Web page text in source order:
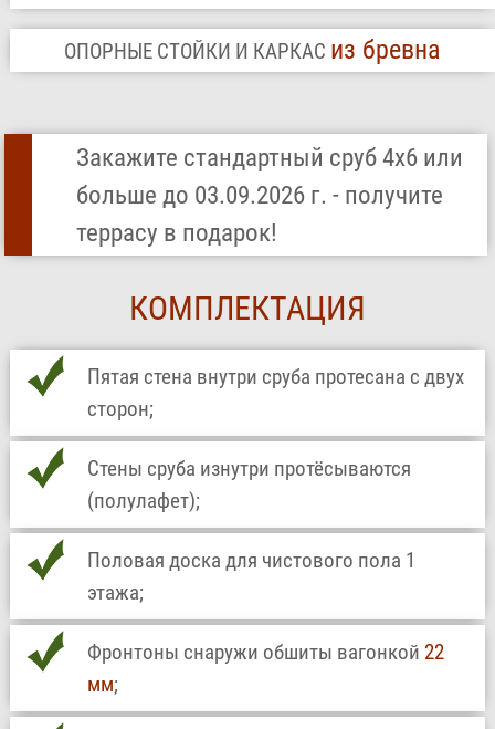
ОПОРНЫЕ СТОЙКИ И КАРКАС из бревна
Закажите стандартный сруб 4х6 или
больше до 03.09.2026 г. - получите
террасу в подарок!
КОМПЛЕКТАЦИЯ
Пятая стена внутри сруба протесана с двух
сторон;
Стены сруба изнутри протёсываются
(полулафет);
Половая доска для чистового пола 1
этажа;
Фронтоны снаружи обшиты вагонкой 22
мм;